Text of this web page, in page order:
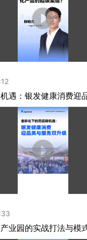
遇：银发健康消费迎
业园的实战打法与模